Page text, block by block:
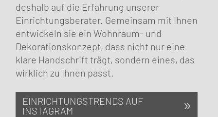
deshalb auf die Erfahrung unserer
Einrichtungs­berater. Gemeinsam mit Ihnen
entwickeln sie ein Wohnraum- und
Dekorations­konzept, dass nicht nur eine
klare Hand­schrift trägt, sondern eines, das
wirklich zu Ihnen passt.
EINRICHTUNGSTRENDS AUF
INSTAGRAM